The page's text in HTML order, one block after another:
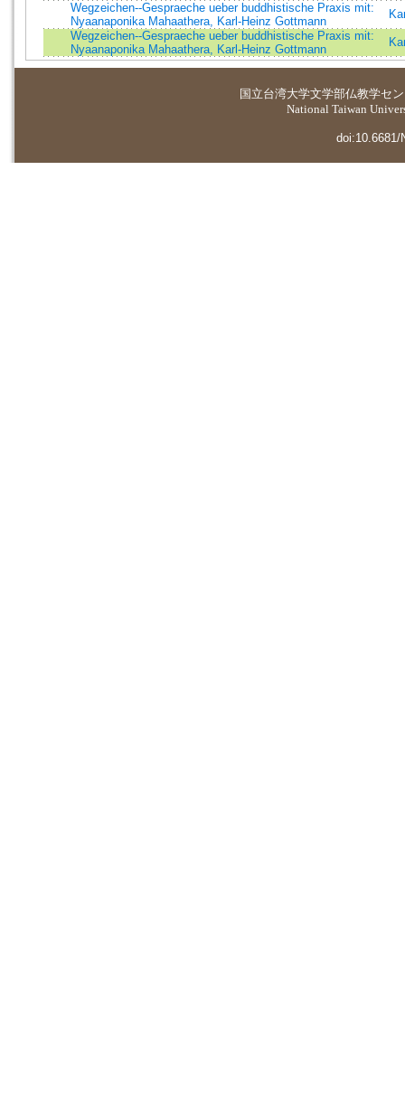
Wegzeichen--Gespraeche ueber buddhistische Praxis mit:
Nyaanaponika Mahaathera, Karl-Heinz Gottmann
Wegzeichen--Gespraeche ueber buddhistische Praxis mit:
Nyaanaponika Mahaathera, Karl-Heinz Gottmann
国立台湾大学文学部仏教学セ
National Taiwan
doi:10.6681/